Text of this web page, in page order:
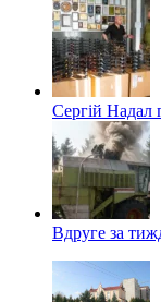
Сергій Надал
Вдруге за